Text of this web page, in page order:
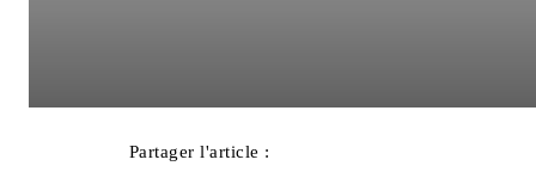
Partager l'article :